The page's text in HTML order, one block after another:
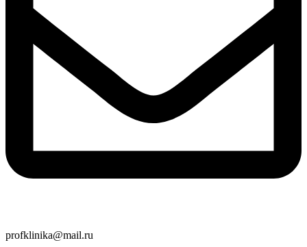
profklinika@mail.ru